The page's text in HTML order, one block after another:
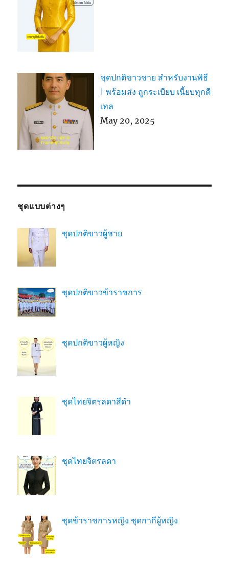
ชุดปกติขาวชาย สำหรับงานพิธี
| พร้อมส่ง ถูกระเบียบ เนี้ยบทุกดี
เทล
May 20, 2025
ชุดแบบต่างๆ
ชุดปกติขาวผู้ชาย
ชุดปกติขาวข้าราชการ
ชุดปกติขาวผู้หญิง
ชุดไทยจิตรลดาสีดํา
ชุดไทยจิตรลดา
ชุดข้าราชการหญิง ชุดกากีผู้หญิง